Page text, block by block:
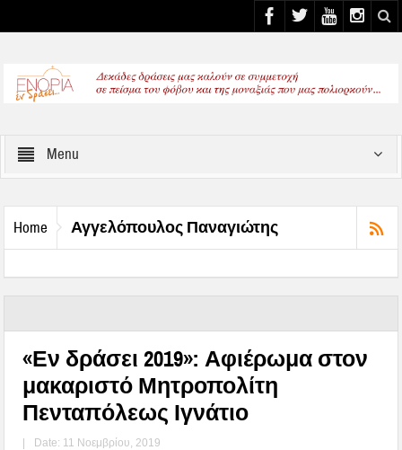
Menu
Home Αγγελόπουλος Παναγιώτης
«Εν δράσει 2019»: Αφιέρωμα στον
μακαριστό Μητροπολίτη
Πενταπόλεως Ιγνάτιο
| Date: 11 Νοεμβρίου, 2019